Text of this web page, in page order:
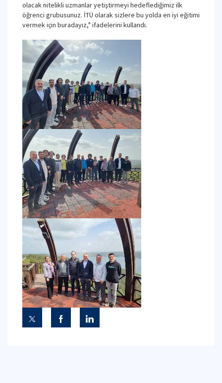
olacak nitelikli uzmanlar yetiştirmeyi hedeflediğimiz ilk
öğrenci grubusunuz. İTÜ olarak sizlere bu yolda en iyi eğitimi
vermek için buradayız," ifadelerini kullandı.